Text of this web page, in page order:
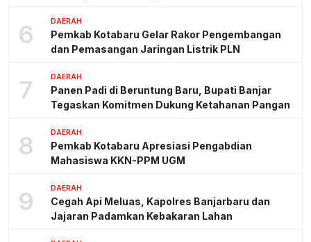
6 DAERAH
Pemkab Kotabaru Gelar Rakor Pengembangan
dan Pemasangan Jaringan Listrik PLN
7 DAERAH
Panen Padi di Beruntung Baru, Bupati Banjar
Tegaskan Komitmen Dukung Ketahanan Pangan
8 DAERAH
Pemkab Kotabaru Apresiasi Pengabdian
Mahasiswa KKN-PPM UGM
9 DAERAH
Cegah Api Meluas, Kapolres Banjarbaru dan
Jajaran Padamkan Kebakaran Lahan